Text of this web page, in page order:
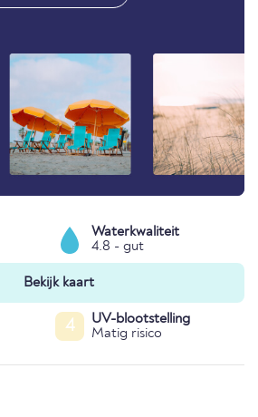
Waterkwaliteit
4.8 - gut
Bekijk kaart
4
UV-blootstelling
Matig risico